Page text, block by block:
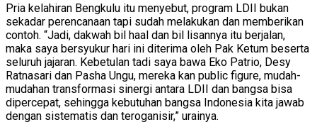
Pria kelahiran Bengkulu itu menyebut, program LDII bukan
sekadar perencanaan tapi sudah melakukan dan memberikan
contoh. “Jadi, dakwah bil haal dan bil lisannya itu berjalan,
maka saya bersyukur hari ini diterima oleh Pak Ketum beserta
seluruh jajaran. Kebetulan tadi saya bawa Eko Patrio, Desy
Ratnasari dan Pasha Ungu, mereka kan public figure, mudah-
mudahan transformasi sinergi antara LDII dan bangsa bisa
dipercepat, sehingga kebutuhan bangsa Indonesia kita jawab
dengan sistematis dan teroganisir,” urainya.